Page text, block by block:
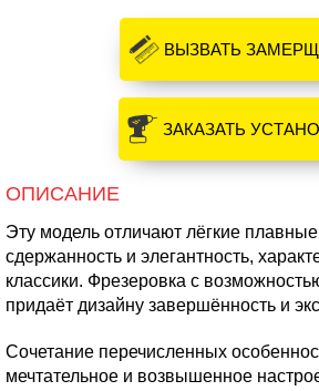
ВЫЗВАТЬ
ЗАКАЗАТЬ
ОПИСАНИЕ
Эту модель отличают лёгкие
сдержанность и элегантность,
классики. Фрезеровка с
придаёт дизайну завершённость и
Сочетание перечисленных
мечтательное и возвышенное